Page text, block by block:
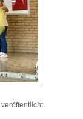
veröffentlicht.